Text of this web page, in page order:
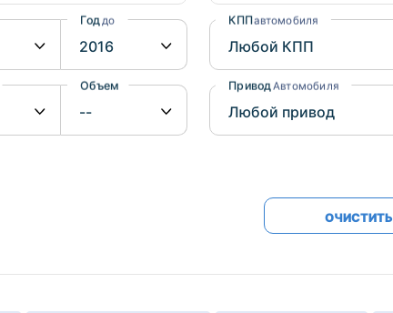
Mitsubishi
Subaru
Suzuki
Audi
Год до
от Объем до
КППавтомобиля
Привод Автомобиля
ОЧИСТИТЬ